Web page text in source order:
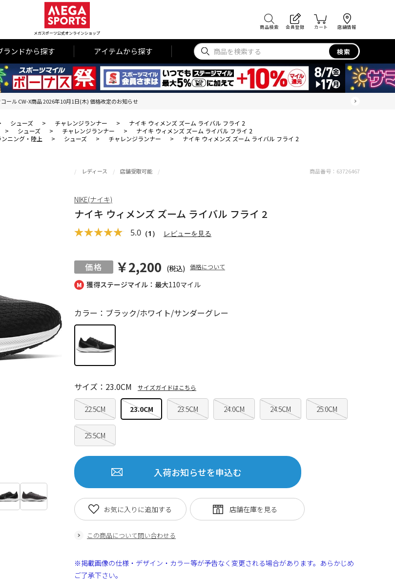
メガスポーツ公式オンラインショップ
商品検索 会員登録 カート 店舗情報
ランドから探す アイテムから探す 検索
コール CW-X商品 2026年10月1日(木) 価格改定のお知らせ
シューズ > チャレンジランナー >
ナイキ ウィメンズ ズーム ライバル フライ 2
> シューズ > チャレンジランナー >
ナイキ ウィメンズ ズーム ライバル フライ 2
ンニング・陸上 > シューズ > チャレンジランナー > ナイキ ウィメンズ ズーム ライバル フライ 2
獲得ステージマイル：最大110マイル
レディース 店舗受取可能
ナイキ ウィメンズ ズーム ライバル フライ 2
5.0 （1） レビューを見る
￥2,200 (税込) 価格について
カラー：ブラック/ホワイト/サンダーグレー
22.5CM 23.0CM 23.5CM 24.0CM 24.5CM 25.0CM
25.5CM
サイズ：23.0CM サイズガイドはこちら
入荷お知らせを申込む
この商品について問い合わせる
お気に入りに追加する
商品番号： 63726467
NIKE(ナイキ)
※掲載画像の仕様・デザイン・カラー等が予告なく変更される場合があります。あらかじめ
ご了承下さい。